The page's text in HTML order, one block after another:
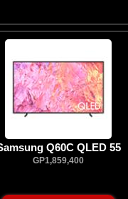
Q60C QLED 55
GP1,859,400